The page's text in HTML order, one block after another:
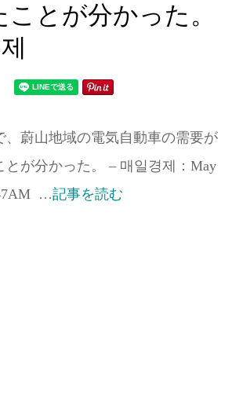
とが分かった。
、蔚山地域の電気自動車の需要が
とが分かった。 – 매일경제：May
…記事を読む